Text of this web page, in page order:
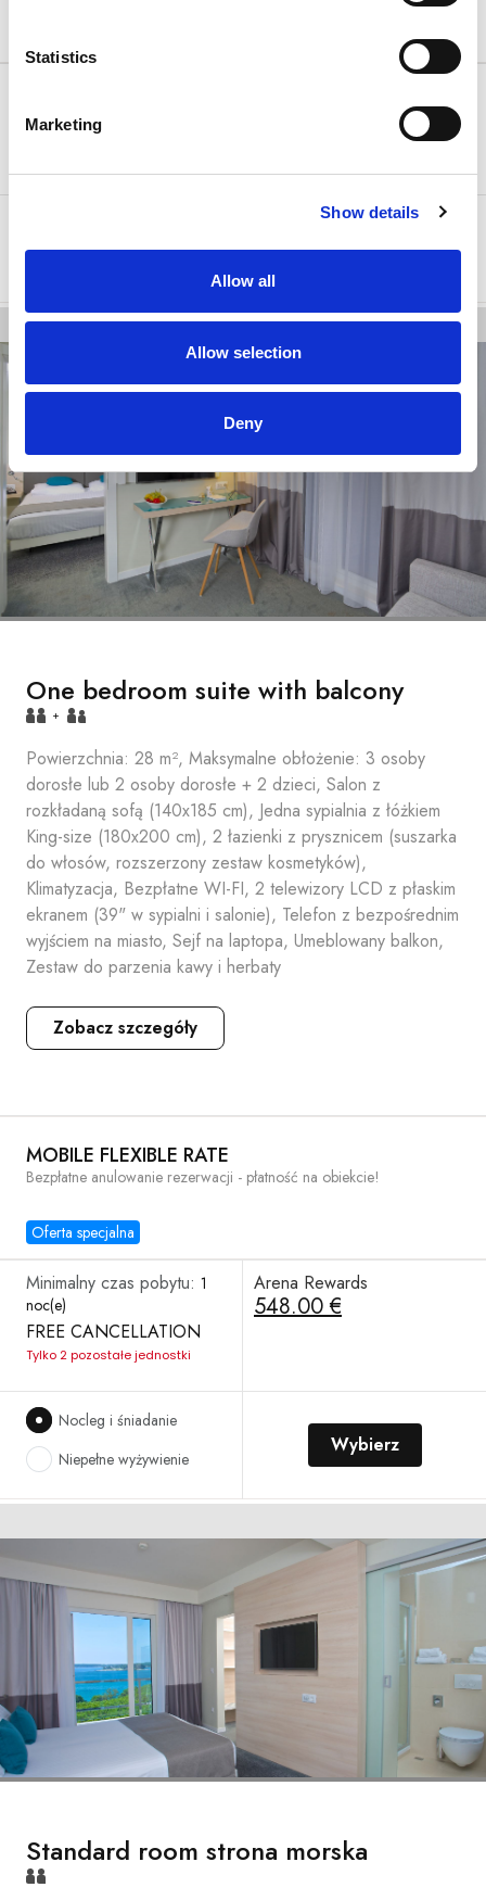
Statistics
Marketing
Show details
Allow all
Allow selection
Deny
FREE CANCELLATION
Wybierz
One bedroom suite with balcony
+
Powierzchnia: 28 m², Maksymalne obłożenie: 3 osoby
dorosłe lub 2 osoby dorosłe + 2 dzieci, Salon z
rozkładaną sofą (140x185 cm), Jedna sypialnia z łóżkiem
King-size (180x200 cm), 2 łazienki z prysznicem (suszarka
do włosów, rozszerzony zestaw kosmetyków),
Klimatyzacja, Bezpłatne WI-FI, 2 telewizory LCD z płaskim
ekranem (39" w sypialni i salonie), Telefon z bezpośrednim
wyjściem na miasto, Sejf na laptopa, Umeblowany balkon,
Zestaw do parzenia kawy i herbaty
Zobacz szczegóły
MOBILE FLEXIBLE RATE
Oferta specjalna
Bezpłatne anulowanie rezerwacji - płatność na obiekcie!
Minimalny czas pobytu: 1
noc(e)
FREE CANCELLATION
Tylko 2 pozostałe jednostki
Arena Rewards
548.00 €
Nocleg i śniadanie
Niepełne wyżywienie
Wybierz
Standard room strona morska